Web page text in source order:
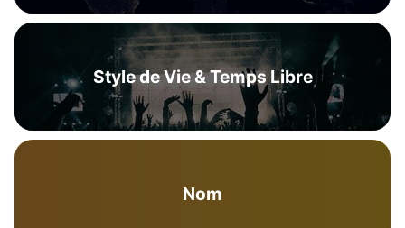
Style de Vie & Temps Libre
Nom